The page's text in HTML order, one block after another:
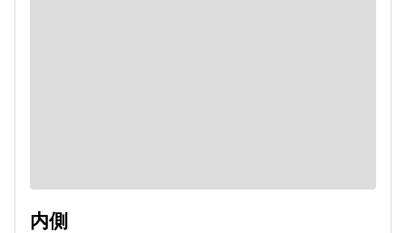
内側